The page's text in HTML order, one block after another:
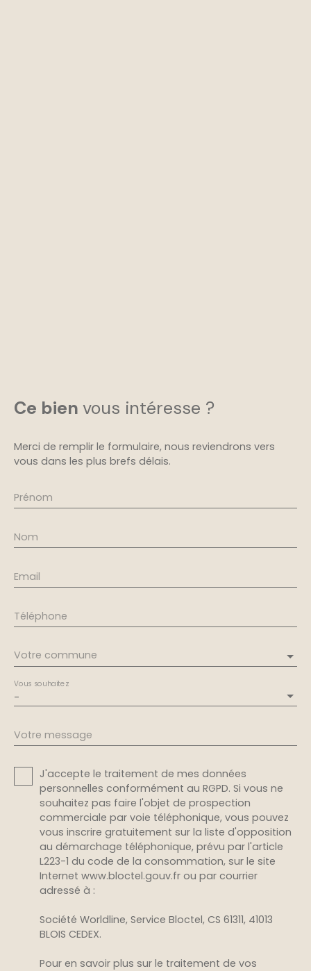
Ce bien vous intéresse ?
Merci de remplir le formulaire, nous reviendrons vers
vous dans les plus brefs délais.
Prénom
Nom
Email
Téléphone
Votre commune
-
Vous souhaitez
Votre message
J'accepte le traitement de mes données
personnelles conformément au RGPD. Si vous ne
souhaitez pas faire l'objet de prospection
commerciale par voie téléphonique, vous pouvez
vous inscrire gratuitement sur la liste d'opposition
au démarchage téléphonique, prévu par l'article
L223-1 du code de la consommation, sur le site
Internet www.bloctel.gouv.fr ou par courrier
adressé à :
Société Worldline, Service Bloctel, CS 61311, 41013
BLOIS CEDEX.
Pour en savoir plus sur le traitement de vos